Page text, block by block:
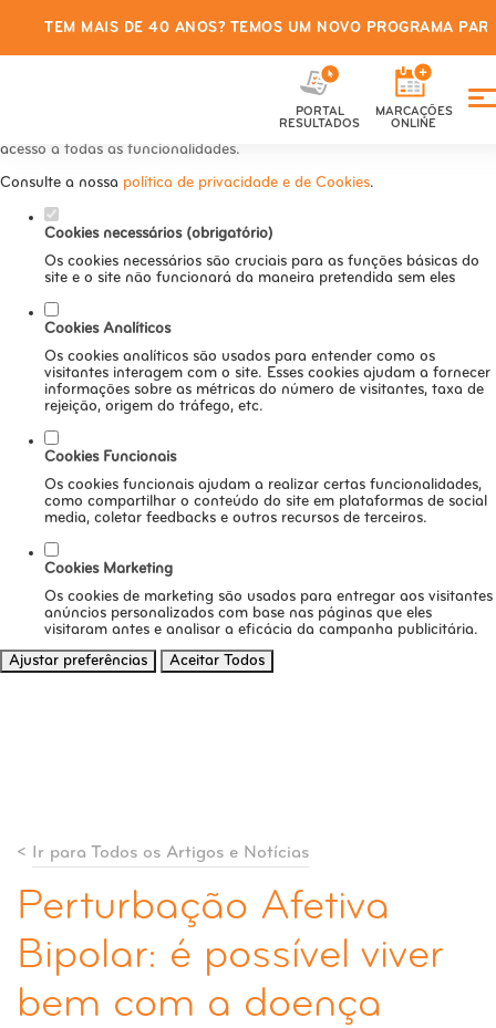
Defina as suas preferências de
cookies para este website.
Este website utiliza cookies estritamente necessários, analíticos e
acesso a todas as funcionalidades.
Consulte a nossa política de privacidade e de Cookies.
Cookies necessários (obrigatório)
Os cookies necessários são cruciais para as funções básicas do
site e o site não funcionará da maneira pretendida sem eles
Cookies Analíticos
Os cookies analíticos são usados para entender como os
visitantes interagem com o site. Esses cookies ajudam a fornecer
informações sobre as métricas do número de visitantes, taxa de
rejeição, origem do tráfego, etc.
Cookies Funcionais
Os cookies funcionais ajudam a realizar certas funcionalidades,
como compartilhar o conteúdo do site em plataformas de social
media, coletar feedbacks e outros recursos de terceiros.
Cookies Marketing
Os cookies de marketing são usados para entregar aos visitantes
anúncios personalizados com base nas páginas que eles
visitaram antes e analisar a eficácia da campanha publicitária.
Ajustar preferências
Aceitar Todos
TEM MAIS DE 40 ANOS? TEMOS UM NOVO PROGRAMA
PORTAL
RESULTADOS
MARCAÇÕES
ONLINE
< Ir para Todos os Artigos e Notícias
Perturbação Afetiva
Bipolar: é possível viver
bem com a doença